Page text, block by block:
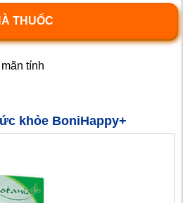
THUỐC
tính
khỏe BoniHappy+